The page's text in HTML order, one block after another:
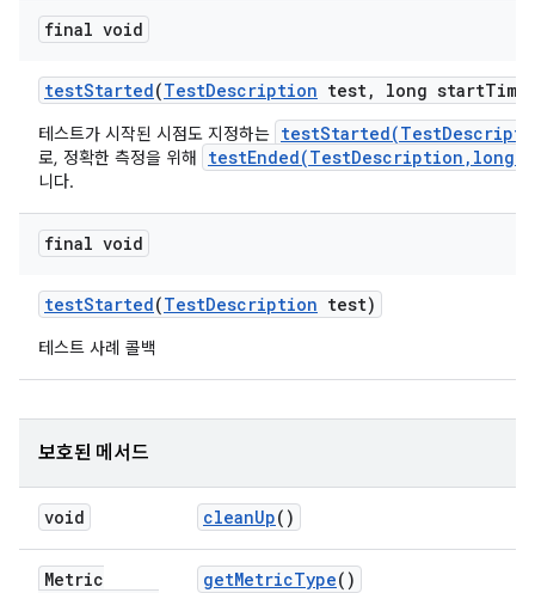
final void
testStarted(TestDescription test, long start
테스트가 시작된 시점도 지정하는
로, 정확한 측정을 위해
니다.
final void
testStarted(TestDescription test)
테스트 사례 콜백
보호된 메서드
void cleanUp()
Metric
getMetricType()